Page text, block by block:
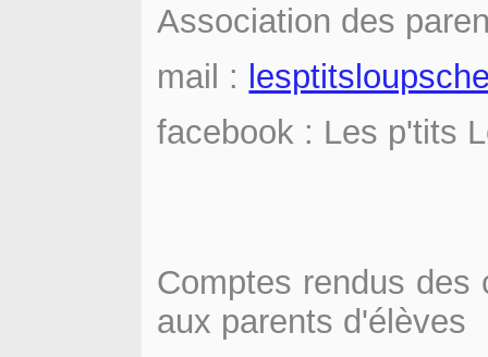
Association des
mail :
facebook : Les p'tits
Comptes rendus des
aux parents d'élèves